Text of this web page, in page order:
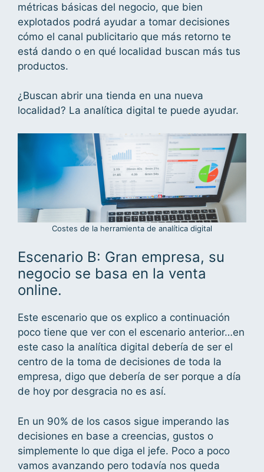
métricas básicas del negocio, que bien
explotados podrá ayudar a tomar decisiones
cómo el canal publicitario que más retorno te
está dando o en qué localidad buscan más tus
productos.
¿Buscan abrir una tienda en una nueva
localidad? La analítica digital te puede ayudar.
Costes de la herramienta de analítica digital
Escenario B: Gran empresa, su
negocio se basa en la venta
online.
Este escenario que os explico a continuación
poco tiene que ver con el escenario anterior…en
este caso la analítica digital debería de ser el
centro de la toma de decisiones de toda la
empresa, digo que debería de ser porque a día
de hoy por desgracia no es así.
En un 90% de los casos sigue imperando las
decisiones en base a creencias, gustos o
simplemente lo que diga el jefe. Poco a poco
vamos avanzando pero todavía nos queda